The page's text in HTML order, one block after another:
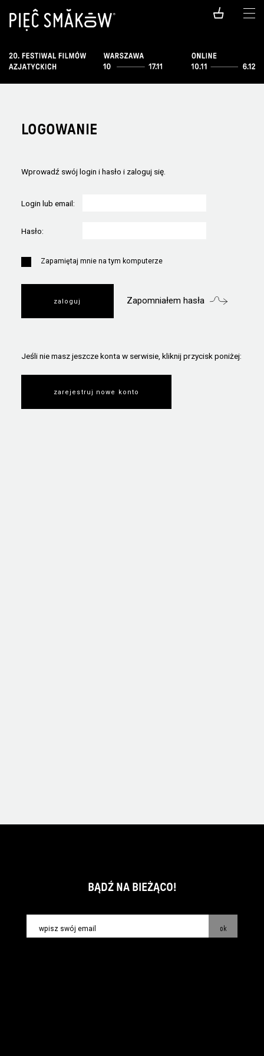
LOGOWANIE
Wprowadź swój login i hasło i zaloguj się.
Login lub email:
Hasło:
Zapamiętaj mnie na tym komputerze
Zapomniałem hasła
Jeśli nie masz jeszcze konta w serwisie, kliknij przycisk poniżej:
zarejestruj nowe konto
BĄDŹ NA BIEŻĄCO!
ok